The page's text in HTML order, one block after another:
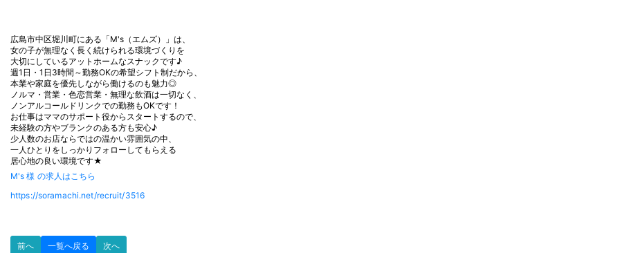
広島市中区堀川町にある「M's（エムズ）」は、
女の子が無理なく長く続けられる環境づくりを
大切にしているアットホームなスナックです♪
週1日・1日3時間～勤務OKの希望シフト制だから、
本業や家庭を優先しながら働けるのも魅力◎
ノルマ・営業・色恋営業・無理な飲酒は一切なく、
ノンアルコールドリンクでの勤務もOKです！
お仕事はママのサポート役からスタートするので、
未経験の方やブランクのある方も安心♪
少人数のお店ならではの温かい雰囲気の中、
一人ひとりをしっかりフォローしてもらえる
居心地の良い環境です★
M's 様 の求人はこちら
https://soramachi.net/recruit/3516
前へ 一覧へ戻る 次へ